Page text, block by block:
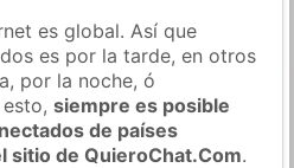
es global. Así que
es por la tarde, en otros
por la noche, ó
esto,siempre es posible
de países
sitio de QuieroChat.Com.